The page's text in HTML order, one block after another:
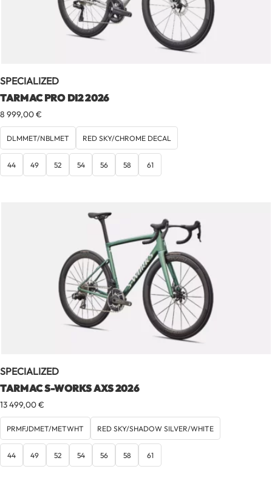
SPECIALIZED
TARMAC PRO DI2 2026
8 999,00€
DLMMET/NBLMET RED SKY/CHROME DECAL
44 49 52 54 56 58 61
SPECIALIZED
TARMAC S-WORKS AXS 2026
13 499,00€
PRMFJDMET/METWHT RED SKY/SHADOW SILVER/WHITE
44 49 52 54 56 58 61